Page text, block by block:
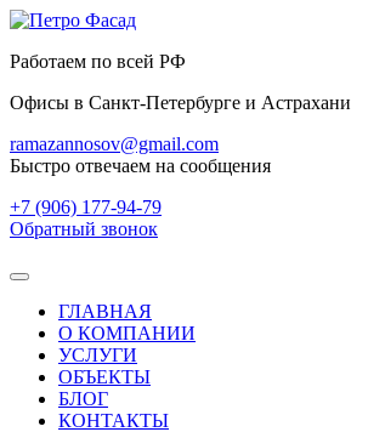
Работаем по всей РФ
Офисы в Санкт-Петербурге и Астрахани
ramazannosov@gmail.com
Быстро отвечаем на сообщения
+7 (906) 177-94-79
Обратный звонок
ГЛАВНАЯ
О КОМПАНИИ
УСЛУГИ
ОБЪЕКТЫ
БЛОГ
КОНТАКТЫ